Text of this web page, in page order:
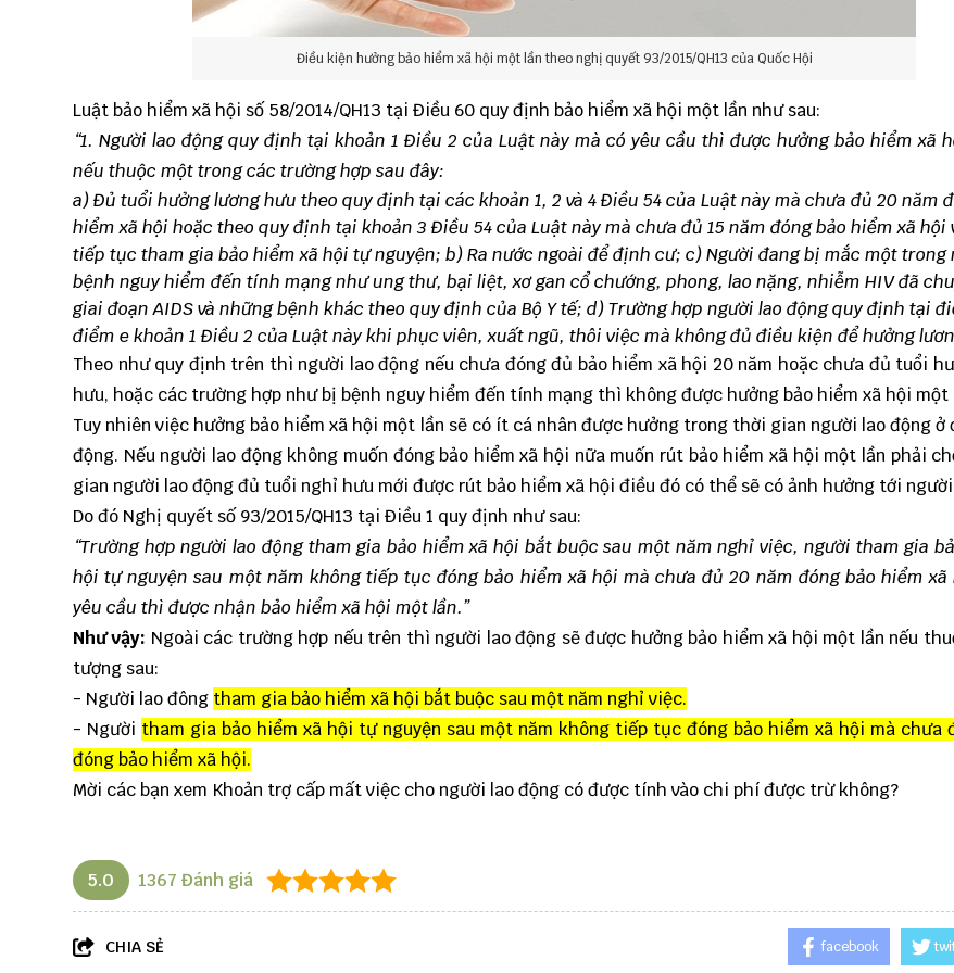
Điều kiện hưởng bảo hiểm xã hội một lần theo nghị quyết 93/2015/QH13 của Quốc Hội
Luật bảo hiểm xã hội số 58/2014/QH13 tại Điều 60 quy định bảo hiểm xã hội một lần như sau:
“1. Người lao động quy định tại khoản 1 Điều 2 của Luật này mà có yêu cầu thì được hưởng bảo hiểm xã
nếu thuộc một trong các trường hợp sau đây:
a) Đủ tuổi hưởng lương hưu theo quy định tại các khoản 1, 2 và 4 Điều 54 của Luật này mà chưa đủ 20 năm
hiểm xã hội hoặc theo quy định tại khoản 3 Điều 54 của Luật này mà chưa đủ 15 năm đóng bảo hiểm xã hội
tiếp tục tham gia bảo hiểm xã hội tự nguyện; b) Ra nước ngoài để định cư; c) Người đang bị mắc một trong
bệnh nguy hiểm đến tính mạng như ung thư, bại liệt, xơ gan cổ chướng, phong, lao nặng, nhiễm HIV đã
giai đoạn AIDS và những bệnh khác theo quy định của Bộ Y tế; d) Trường hợp người lao động quy định tại
điểm e khoản 1 Điều 2 của Luật này khi phục viên, xuất ngũ, thôi việc mà không đủ điều kiện để hưởng
Theo như quy định trên thì người lao động nếu chưa đóng đủ bảo hiểm xã hội 20 năm hoặc chưa đủ tuổi
hưu, hoặc các trường hợp như bị bệnh nguy hiểm đến tính mạng thì không được hưởng bảo hiểm xã hội một
Tuy nhiên việc hưởng bảo hiểm xã hội một lần sẽ có ít cá nhân được hưởng trong thời gian người lao động ở
động. Nếu người lao động không muốn đóng bảo hiểm xã hội nữa muốn rút bảo hiểm xã hội một lần phải
gian người lao động đủ tuổi nghỉ hưu mới được rút bảo hiểm xã hội điều đó có thể sẽ có ảnh hưởng tới
Do đó Nghị quyết số 93/2015/QH13 tại Điều 1 quy định như sau:
“Trường hợp người lao động tham gia bảo hiểm xã hội bắt buộc sau một năm nghỉ việc, người tham gia
hội tự nguyện sau một năm không tiếp tục đóng bảo hiểm xã hội mà chưa đủ 20 năm đóng bảo hiểm
yêu cầu thì được nhận bảo hiểm xã hội một lần.”
Như vậy: Ngoài các trường hợp nếu trên thì người lao động sẽ được hưởng bảo hiểm xã hội một lần nếu
tượng sau:
- Người lao đông tham gia bảo hiểm xã hội bắt buộc sau một năm nghỉ việc.
- Người tham gia bảo hiểm xã hội tự nguyện sau một năm không tiếp tục đóng bảo hiểm xã hội mà chưa
đóng bảo hiểm xã hội.
Mời các bạn xem Khoản trợ cấp mất việc cho người lao động có được tính vào chi phí được trừ không?
5.0 1367 Đánh giá
CHIA SẺ facebook